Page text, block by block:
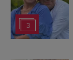
3